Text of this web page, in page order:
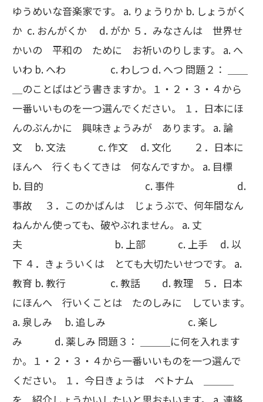
ゆうめいな音楽家です。 a. りょうりか b. しょうがく
か c. おんがくか d. がか ５．みなさんは 世界せ
かいの 平和の ために お祈いのりします。 a. へ
いわ b. へわ c. わしつ d. へつ 問題２： ＿＿
＿のことばはどう書きますか。１・２・３・４から
一番いいものを一つ選んでください。 １．日本にほ
んのぶんかに 興味きょうみが あります。 a. 論
文 b. 文法 c. 作文 d. 文化 ２．日本に
ほんへ 行くもくてきは 何なんですか。 a. 目標
b. 目的 c. 事件 d.
事故 ３．このかばんは じょうぶで、何年間なん
ねんかん使っても、破やぶれません。 a. 丈
夫 b. 上部 c. 上手 d. 以
下 ４．きょういくは とても大切たいせつです。 a.
教育 b. 教行 c. 教話 d. 教理 ５．日本
にほんへ 行いくことは たのしみに しています。
a. 泉しみ b. 追しみ c. 楽し
み d. 薬しみ 問題３： ＿＿＿に何を入れます
か。１・２・３・４から一番いいものを一つ選んで
ください。 １．今日きょうは ベトナム ＿＿＿